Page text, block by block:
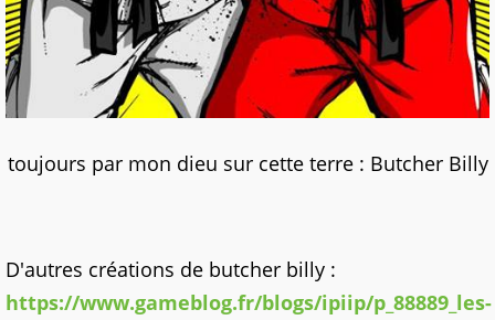
toujours par mon dieu sur cette terre : Butcher Billy
D'autres créations de butcher billy :
https://www.gameblog.fr/blogs/ipiip/p_88889_les-